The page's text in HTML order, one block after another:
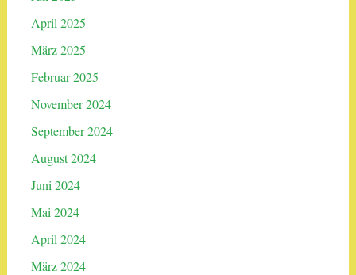
April 2025
März 2025
Februar 2025
November 2024
September 2024
August 2024
Juni 2024
Mai 2024
April 2024
März 2024